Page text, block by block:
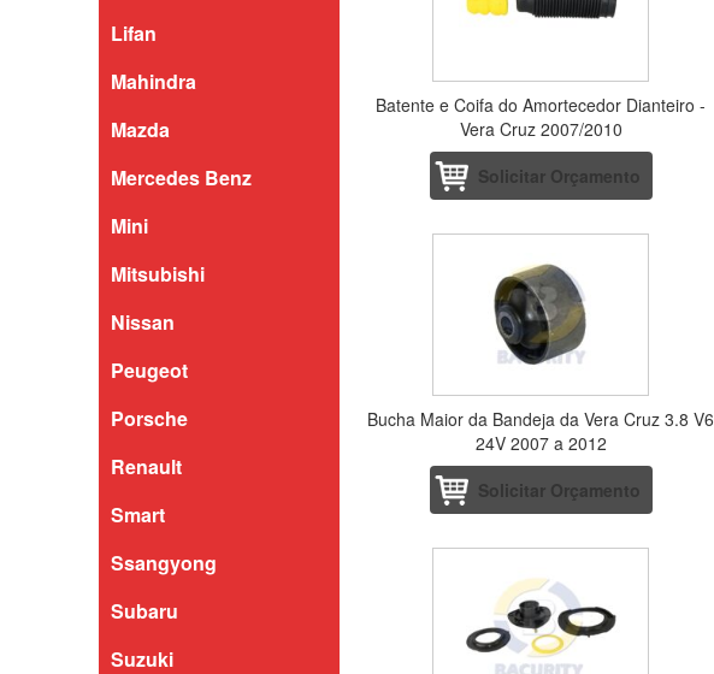
Lifan
Mahindra
Mazda
Mercedes Benz
Mini
Mitsubishi
Nissan
Peugeot
Porsche
Renault
Smart
Ssangyong
Subaru
Suzuki
Batente e Coifa do Amortecedor Dianteiro -
Vera Cruz 2007/2010
Solicitar Orçamento
Bucha Maior da Bandeja da Vera Cruz 3.8 V6
24V 2007 a 2012
Solicitar Orçamento